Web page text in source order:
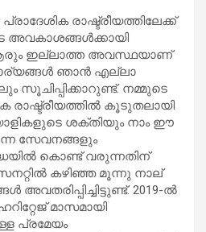
രാഷ്ട്രീയത്തിലേക്ക്
അവകാശങ്ങൾക്കായി
ഇല്ലാത്ത അവസ്ഥയാണ്
ഞാൻ എല്ലാ
സൂചിപ്പിക്കാറുണ്ട്. നമ്മുടെ
രാഷ്ട്രീയത്തിൽ കൂടുതലായി
ശക്തിയും നാം ഈ
സേവനങ്ങളും
കൊണ്ട് വരുന്നതിന്
കഴിഞ്ഞ മൂന്നു നാല്
അവതരിപ്പിച്ചിട്ടുണ്ട്. 2019-ൽ
മാസമായി
പ്രമേയം